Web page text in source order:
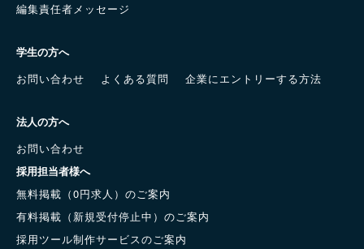
編集責任者メッセージ
学生の方へ
お問い合わせ
よくある質問 企業にエントリーする方法
法人の方へ
お問い合わせ
採用担当者様へ
無料掲載（0円求人）のご案内
有料掲載（新規受付停止中）のご案内
採用ツール制作サービスのご案内